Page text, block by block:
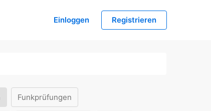
Einloggen Registrieren
Funkprüfungen